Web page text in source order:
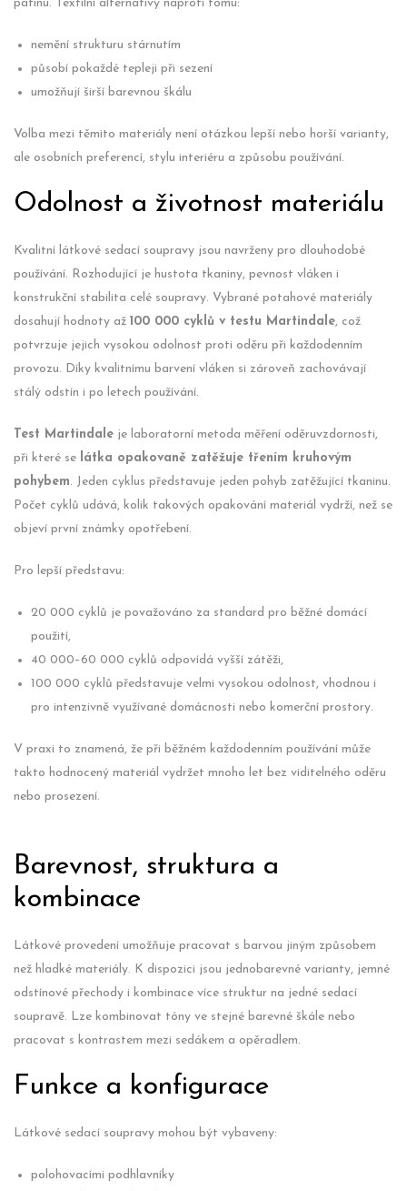
patinu. Textilní alternativy naproti tomu:
nemění strukturu stárnutím
působí pokaždé tepleji při sezení
umožňují širší barevnou škálu
Volba mezi těmito materiály není otázkou lepší nebo horší varianty,
ale osobních preferencí, stylu interiéru a způsobu používání.
Odolnost a životnost materiálu
Kvalitní látkové sedací soupravy jsou navrženy pro dlouhodobé
používání. Rozhodující je hustota tkaniny, pevnost vláken i
konstrukční stabilita celé soupravy. Vybrané potahové materiály
dosahují hodnoty až 100 000 cyklů v testu Martindale, což
potvrzuje jejich vysokou odolnost proti oděru při každodenním
provozu. Díky kvalitnímu barvení vláken si zároveň zachovávají
stálý odstín i po letech používání.
Test Martindale je laboratorní metoda měření oděruvzdornosti,
při které se látka opakovaně zatěžuje třením kruhovým
pohybem. Jeden cyklus představuje jeden pohyb zatěžující tkaninu.
Počet cyklů udává, kolik takových opakování materiál vydrží, než se
objeví první známky opotřebení.
Pro lepší představu:
20 000 cyklů je považováno za standard pro běžné domácí
použití,
40 000–60 000 cyklů odpovídá vyšší zátěži,
100 000 cyklů představuje velmi vysokou odolnost, vhodnou i
pro intenzivně využívané domácnosti nebo komerční prostory.
V praxi to znamená, že při běžném každodenním používání může
takto hodnocený materiál vydržet mnoho let bez viditelného oděru
nebo prosezení.
Barevnost, struktura a
kombinace
Látkové provedení umožňuje pracovat s barvou jiným způsobem
než hladké materiály. K dispozici jsou jednobarevné varianty, jemné
odstínové přechody i kombinace více struktur na jedné sedací
soupravě. Lze kombinovat tóny ve stejné barevné škále nebo
pracovat s kontrastem mezi sedákem a opěradlem.
Funkce a konfigurace
Látkové sedací soupravy mohou být vybaveny:
polohovacími podhlavníky